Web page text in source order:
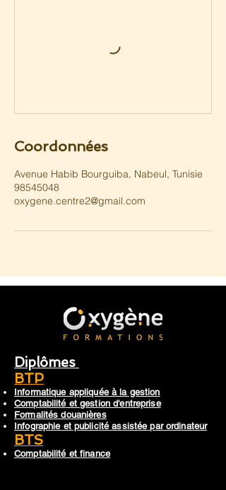
Coordonnées
Avenue Habib Bourguiba, Nabeul‎, Tunisie
98545048
oxygene.centre2@gmail.com
Diplômes
BTP
Informatique appliquée à la gestion
Comptabilité et gestion d'entreprise
Formalités douanières
Infographie et publicité assistée par ordinateur
BTS
Comptabilité et finance